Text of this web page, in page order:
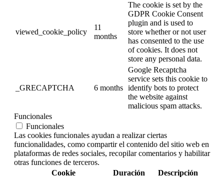
viewed_cookie_policy
11
months
The cookie is set by the
GDPR Cookie Consent
plugin and is used to
store whether or not user
has consented to the use
of cookies. It does not
store any personal data.
_GRECAPTCHA 6 months
Google Recaptcha
service sets this cookie to
identify bots to protect
the website against
malicious spam attacks.
Funcionales
Funcionales
Las cookies funcionales ayudan a realizar ciertas
funcionalidades, como compartir el contenido del sitio web en
plataformas de redes sociales, recopilar comentarios y habilitar
otras funciones de terceros.
Cookie
Duración Descripción